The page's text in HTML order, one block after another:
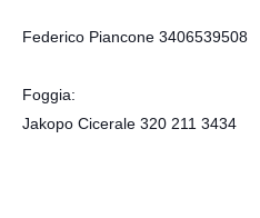
Federico Piancone 3406539508
Foggia:
Jakopo Cicerale 320 211 3434